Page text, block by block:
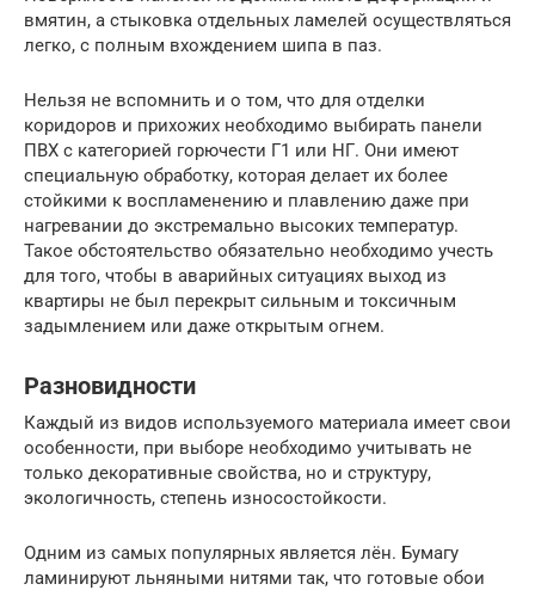
вмятин, а стыковка отдельных ламелей осуществляться
легко, с полным вхождением шипа в паз.
Нельзя не вспомнить и о том, что для отделки
коридоров и прихожих необходимо выбирать панели
ПВХ с категорией горючести Г1 или НГ. Они имеют
специальную обработку, которая делает их более
стойкими к воспламенению и плавлению даже при
нагревании до экстремально высоких температур.
Такое обстоятельство обязательно необходимо учесть
для того, чтобы в аварийных ситуациях выход из
квартиры не был перекрыт сильным и токсичным
задымлением или даже открытым огнем.
Разновидности
Каждый из видов используемого материала имеет свои
особенности, при выборе необходимо учитывать не
только декоративные свойства, но и структуру,
экологичность, степень износостойкости.
Одним из самых популярных является лён. Бумагу
ламинируют льняными нитями так, что готовые обои